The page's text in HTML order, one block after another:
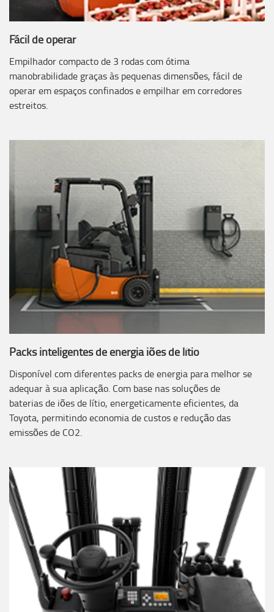
Fácil de operar
Empilhador compacto de 3 rodas com ótima
manobrabilidade graças às pequenas dimensões, fácil de
operar em espaços confinados e empilhar em corredores
estreitos.
Packs inteligentes de energia iões de lítio
Disponível com diferentes packs de energia para melhor se
adequar à sua aplicação. Com base nas soluções de
baterias de iões de lítio, energeticamente eficientes, da
Toyota, permitindo economia de custos e redução das
emissões de CO2.